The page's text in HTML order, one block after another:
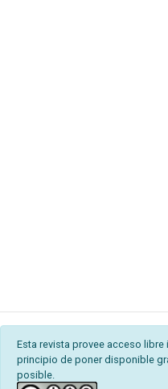
Esta revista provee acceso
principio de poner disponible
posible.